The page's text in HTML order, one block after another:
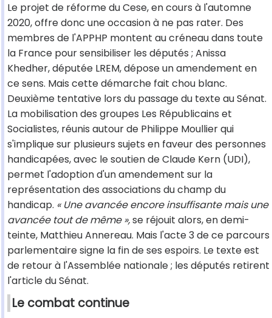
Le projet de réforme du Cese, en cours à l'automne
2020, offre donc une occasion à ne pas rater. Des
membres de l'APPHP montent au créneau dans toute
la France pour sensibiliser les députés ; Anissa
Khedher, députée LREM, dépose un amendement en
ce sens. Mais cette démarche fait chou blanc.
Deuxième tentative lors du passage du texte au Sénat.
La mobilisation des groupes Les Républicains et
Socialistes, réunis autour de Philippe Moullier qui
s'implique sur plusieurs sujets en faveur des personnes
handicapées, avec le soutien de Claude Kern (UDI),
permet l'adoption d'un amendement sur la
représentation des associations du champ du
handicap. « Une avancée encore insuffisante mais une
avancée tout de même »,se réjouit alors, en demi-
teinte, Matthieu Annereau. Mais l'acte 3 de ce parcours
parlementaire signe la fin de ses espoirs. Le texte est
de retour à l'Assemblée nationale ; les députés retirent
l'article du Sénat.
Le combat continue